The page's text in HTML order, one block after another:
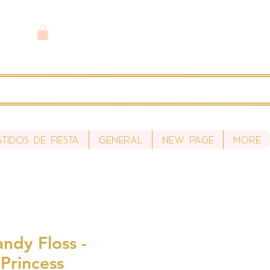
de fiesta General New Page More
Floss -